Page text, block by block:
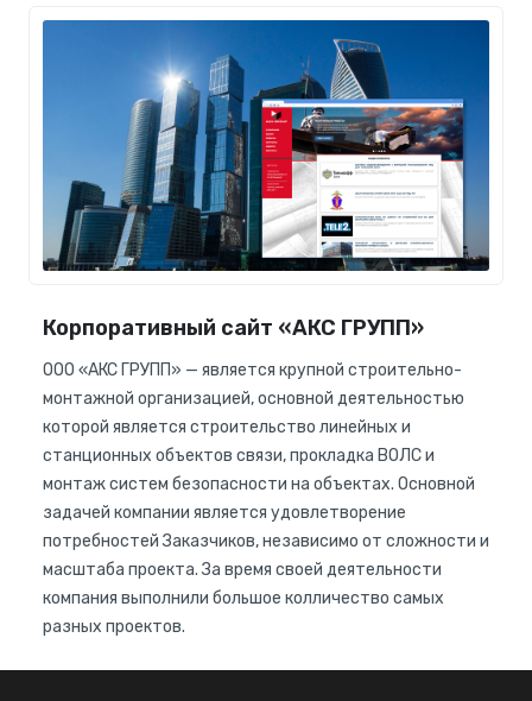
Корпоративный сайт «АКС ГРУПП»
ООО «АКС ГРУПП» — является крупной строительно-
монтажной организацией, основной деятельностью
которой является строительство линейных и
станционных объектов связи, прокладка ВОЛС и
монтаж систем безопасности на объектах. Основной
задачей компании является удовлетворение
потребностей Заказчиков, независимо от сложности и
масштаба проекта. За время своей деятельности
компания выполнили большое колличество самых
разных проектов.